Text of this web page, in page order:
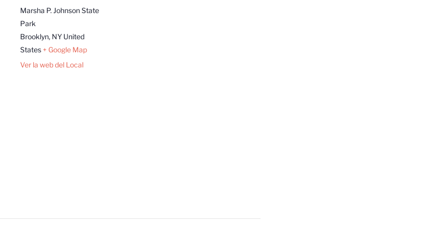
Marsha P. Johnson State
Park
Brooklyn, NY United
States + Google Map
Ver la web del Local